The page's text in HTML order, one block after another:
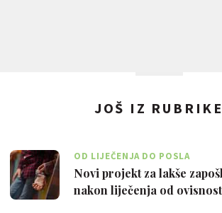
JOŠ IZ RUBRIKE
OD LIJEČENJA DO POSLA
Novi projekt za lakše
nakon liječenja od